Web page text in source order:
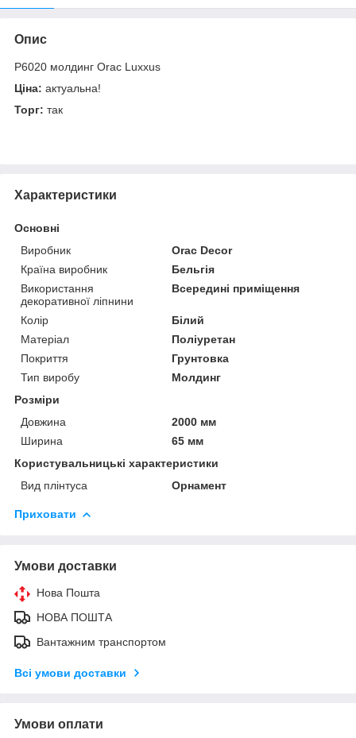
Опис
P6020 молдинг Orac Luxxus
Ціна: актуальна!
Торг: так
Характеристики
Основні
Виробник
Orac Decor
Країна виробник
Бельгія
Використання
декоративної ліпнини
Всередині приміщення
Колір
Білий
Матеріал
Поліуретан
Покриття
Грунтовка
Тип виробу
Молдинг
Розміри
Довжина
2000 мм
Ширина
65 мм
Користувальницькі характеристики
Вид плінтуса
Орнамент
Приховати
Умови доставки
Нова Пошта
НОВА ПОШТА
Вантажним транспортом
Всі умови доставки
Умови оплати